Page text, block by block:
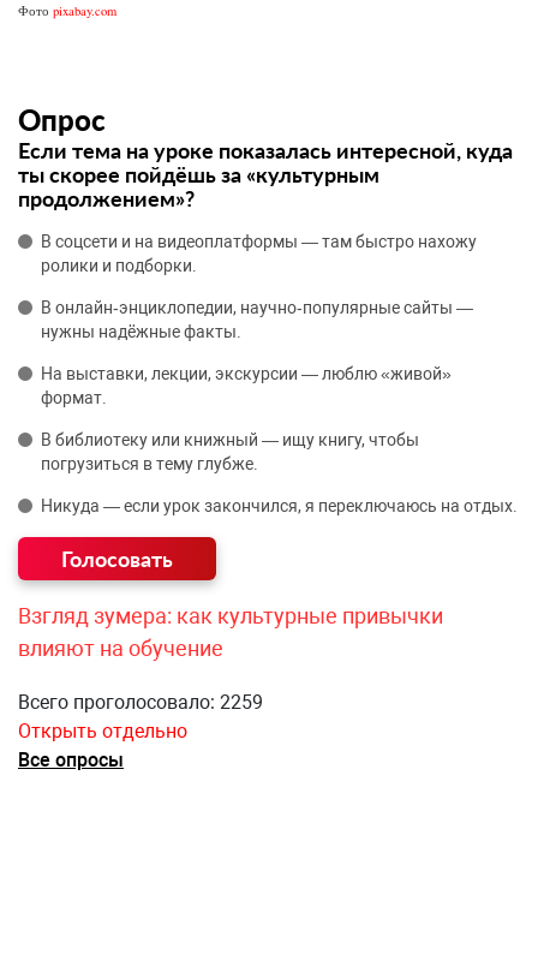
Фото pixabay.com
Опрос
Если тема на уроке показалась интересной, куда
ты скорее пойдёшь за «культурным
продолжением»?
В соцсети и на видеоплатформы — там быстро нахожу
ролики и подборки.
В онлайн‑энциклопедии, научно‑популярные сайты —
нужны надёжные факты.
На выставки, лекции, экскурсии — люблю «живой»
формат.
В библиотеку или книжный — ищу книгу, чтобы
погрузиться в тему глубже.
Никуда — если урок закончился, я переключаюсь на отдых.
Взгляд зумера: как культурные привычки
влияют на обучение
Всего проголосовало: 2259
Открыть отдельно
Все опросы